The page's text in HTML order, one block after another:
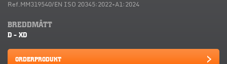
Ref.MM319540/EN ISO 20345:2022+A1:2024
BREDDMÅTT
D - XD
ORDERPRODUKT